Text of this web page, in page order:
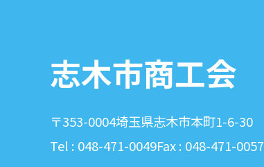
志木市商工会
〒353-0004埼玉県志木市本町1-6-30
Tel : 048-471-0049Fax : 048-471-0057